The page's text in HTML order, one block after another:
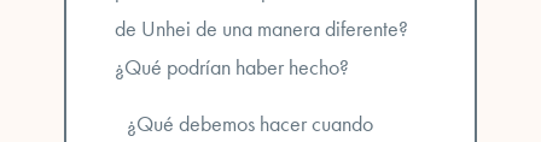
de Unhei de una manera diferente?
¿Qué podrían haber hecho?
¿Qué debemos hacer cuando